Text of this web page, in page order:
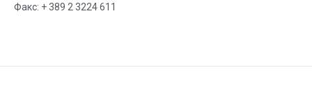
Факс: + 389 2 3224 611